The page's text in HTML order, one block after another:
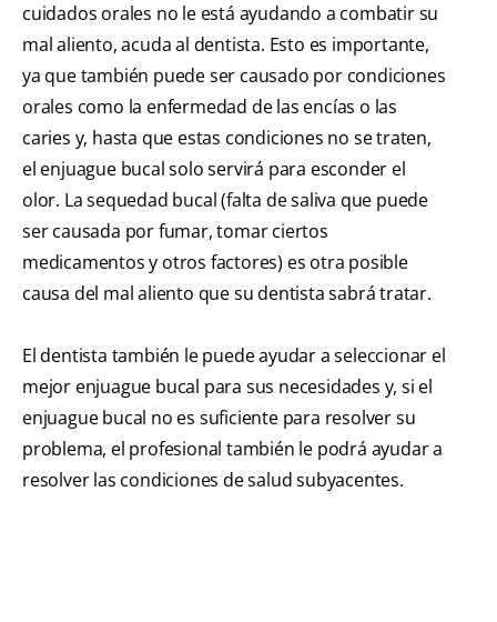
cuidados orales no le está ayudando a combatir su
mal aliento, acuda al dentista. Esto es importante,
ya que también puede ser causado por condiciones
orales como la enfermedad de las encías o las
caries y, hasta que estas condiciones no se traten,
el enjuague bucal solo servirá para esconder el
olor. La sequedad bucal (falta de saliva que puede
ser causada por fumar, tomar ciertos
medicamentos y otros factores) es otra posible
causa del mal aliento que su dentista sabrá tratar.
El dentista también le puede ayudar a seleccionar el
mejor enjuague bucal para sus necesidades y, si el
enjuague bucal no es suficiente para resolver su
problema, el profesional también le podrá ayudar a
resolver las condiciones de salud subyacentes.